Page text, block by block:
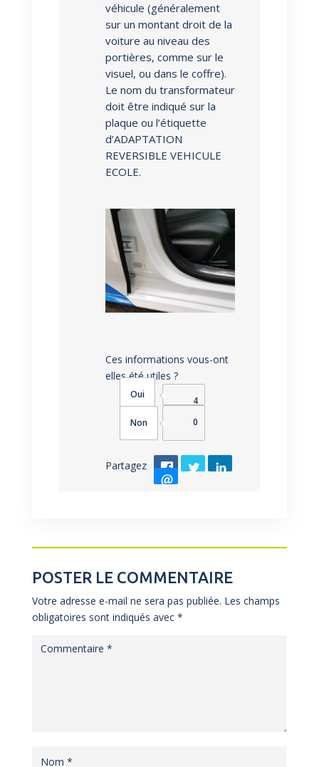
véhicule (généralement
sur un montant droit de la
voiture au niveau des
portières, comme sur le
visuel, ou dans le coffre).
Le nom du transformateur
doit être indiqué sur la
plaque ou l’étiquette
d’ADAPTATION
REVERSIBLE VEHICULE
ECOLE.
Ces informations vous-ont
elles été utiles ?
4
0
Partagez
POSTER LE COMMENTAIRE
Votre adresse e-mail ne sera pas publiée. Les champs
obligatoires sont indiqués avec *